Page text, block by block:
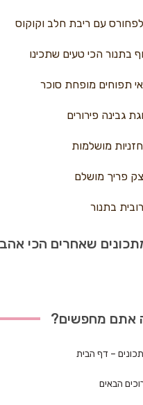
עם ריבת חלב וקוקוס
בתנור הכי טעים שתכינו
תפוחים מופחת סוכר
גבינה פירורים
מושלמות
פריך מושלם
בתנור
שאחרים הכי
אתם מחפשים?
– דף הבית
הבאים